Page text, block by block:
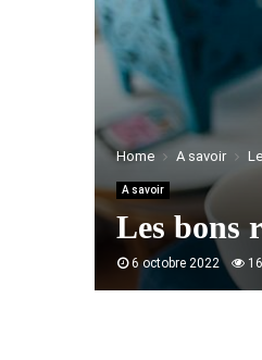
Home A savoir
A savoir
Les bons
6 octobre 2022